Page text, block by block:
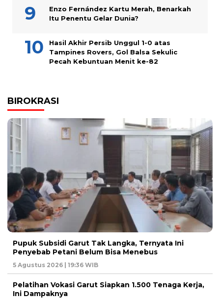
Enzo Fernández Kartu Merah, Benarkah
Itu Penentu Gelar Dunia?
Hasil Akhir Persib Unggul 1-0 atas
Tampines Rovers, Gol Balsa Sekulic
Pecah Kebuntuan Menit ke-82
BIROKRASI
Pupuk Subsidi Garut Tak Langka, Ternyata Ini
Penyebab Petani Belum Bisa Menebus
5 Agustus 2026 | 19:36 WIB
Pelatihan Vokasi Garut Siapkan 1.500 Tenaga Kerja,
Ini Dampaknya